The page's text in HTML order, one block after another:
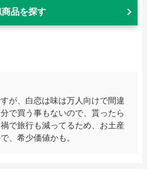
品を探す
が、白恋は味は万人向けで間違
で買う事もないので、貰ったら
で旅行も減ってるため、お土産
、希少価値かも。